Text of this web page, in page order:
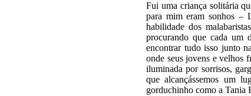
Fui uma criança solitária
para mim eram sonhos –
habilidade dos
procurando que cada um
encontrar tudo isso junto
onde seus jovens e velhos
iluminada por sorrisos,
que alcançássemos um
gorduchinho como a Tania